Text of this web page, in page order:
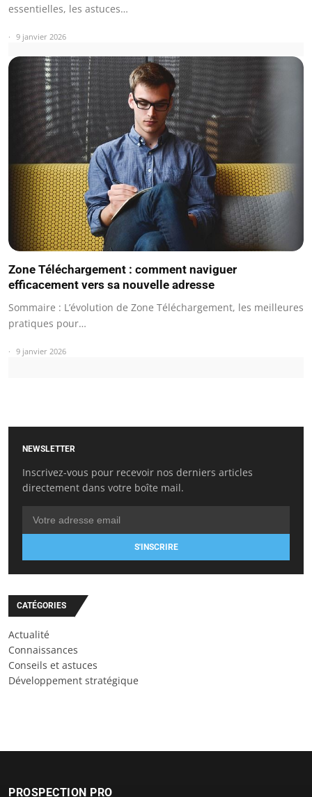
essentielles, les astuces…
9 janvier 2026
Zone Téléchargement : comment naviguer
efficacement vers sa nouvelle adresse
Sommaire : L’évolution de Zone Téléchargement, les meilleures
pratiques pour…
9 janvier 2026
NEWSLETTER
Inscrivez-vous pour recevoir nos derniers articles
directement dans votre boîte mail.
S'INSCRIRE
CATÉGORIES
Actualité
Connaissances
Conseils et astuces
Développement stratégique
PROSPECTION PRO